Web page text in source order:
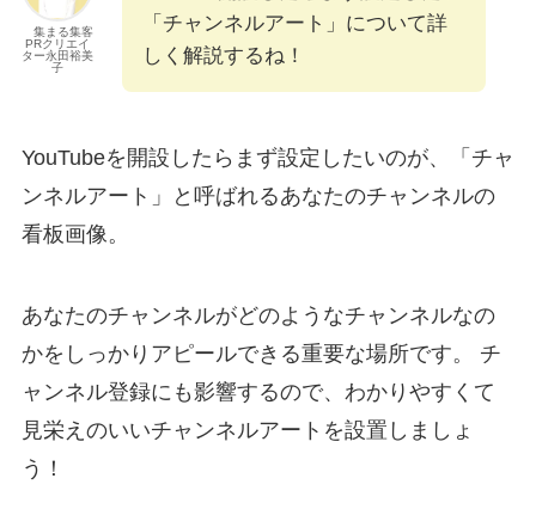
集まる集客
PRクリエイ
ター永田裕美
子
「チャンネルアート」について詳
しく解説するね！
YouTubeを開設したらまず設定したいのが、「チャ
ンネルアート」と呼ばれるあなたのチャンネルの
看板画像。
あなたのチャンネルがどのようなチャンネルなの
かをしっかりアピールできる重要な場所です。 チ
ャンネル登録にも影響するので、わかりやすくて
見栄えのいいチャンネルアートを設置しましょ
う！